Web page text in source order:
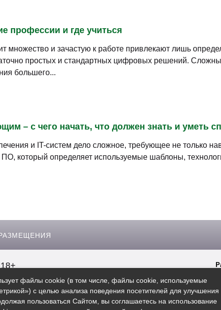
профессии и где учиться
множество и зачастую к работе привлекают лишь
простых и стандартных цифровых решений.
большего...
– с чего начать, что должен знать и уметь
и IT-систем дело сложное, требующее не только
который определяет используемые шаблоны,
18+
гиперссылки на сайтSpb.rosbo.ru
файлы cookie (в том числе, файлы cookie, используемые
с целью анализа поведения посетителей для улучшения
пользоваться Сайтом, вы соглашаетесь на использование